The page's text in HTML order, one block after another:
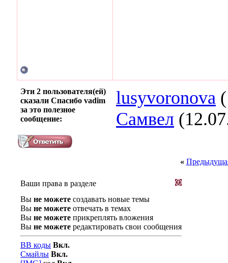
Эти 2 пользователя(ей)
сказали Спасибо vadim
за это полезное
сообщение:
lusyvoronova
Самвел
«
Ваши права в разделе
Вы не можете создавать новые темы
Вы не можете отвечать в темах
Вы не можете прикреплять вложения
Вы не можете редактировать свои сообщения
BB коды Вкл.
Смайлы Вкл.